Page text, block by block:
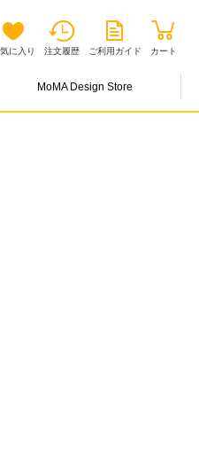
に入り 注文履歴 ご利用ガイド カート
MoMA Design Store